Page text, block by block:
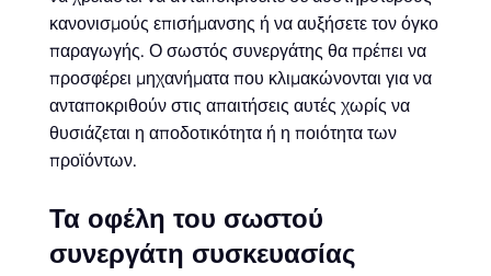
κανονισμούς επισήμανσης ή να αυξήσετε τον όγκο
παραγωγής. Ο σωστός συνεργάτης θα πρέπει να
προσφέρει μηχανήματα που κλιμακώνονται για να
ανταποκριθούν στις απαιτήσεις αυτές χωρίς να
θυσιάζεται η αποδοτικότητα ή η ποιότητα των
προϊόντων.
Τα οφέλη του σωστού
συνεργάτη συσκευασίας